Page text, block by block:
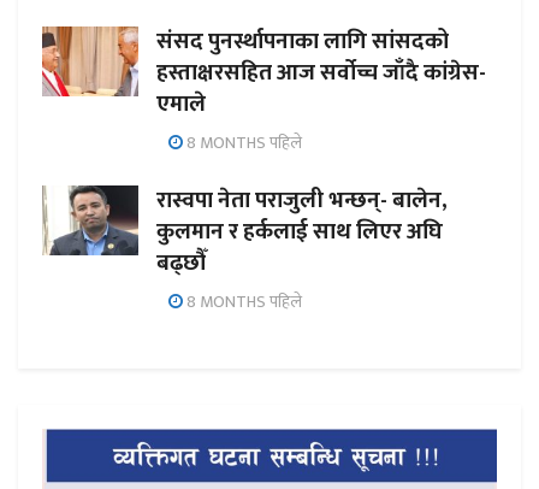
संसद पुनर्स्थापनाका लागि सांसदको
हस्ताक्षरसहित आज सर्वोच्च जाँदै कांग्रेस-
एमाले
8 MONTHS पहिले
रास्वपा नेता पराजुली भन्छन्- बालेन,
कुलमान र हर्कलाई साथ लिएर अघि
बढ्छौँ
8 MONTHS पहिले